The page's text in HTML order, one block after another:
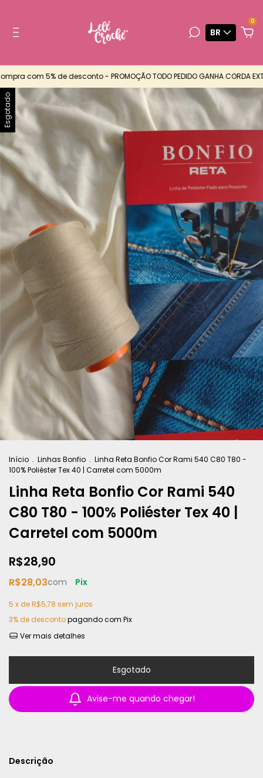
BR
0
com 5% de desconto - PROMOÇÃO TODO PEDIDO GANHA CORDA
Esgotado
Início . Linhas Bonfio . Linha Reta Bonfio Cor Rami 540 C80 T80 -
100% Poliéster Tex 40 | Carretel com 5000m
Linha Reta Bonfio Cor Rami 540
C80 T80 - 100% Poliéster Tex 40 |
Carretel com 5000m
R$28,90
R$28,03com Pix
5 x deR$5,78 sem juros
3% de descontopagando com Pix
Ver mais detalhes
Avise-me quando chegar!
Descrição